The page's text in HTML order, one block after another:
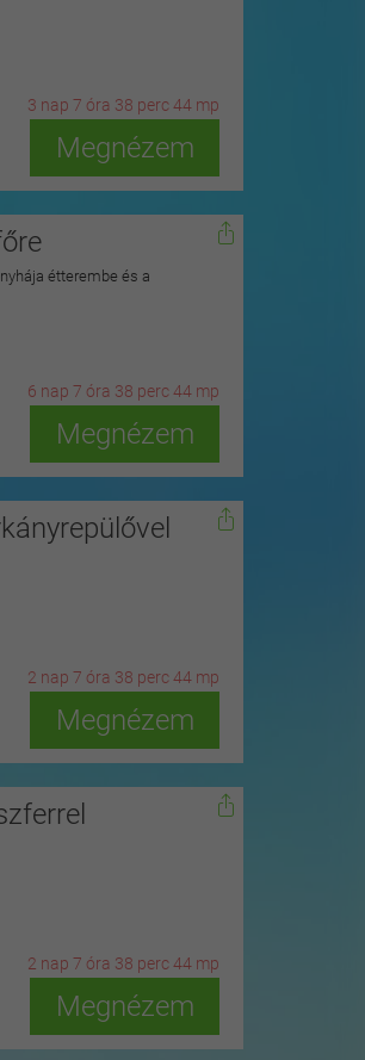
3 nap 7 óra 38 perc42 mp
Megnézem
étterembe és a
6 nap 7 óra 38 perc42 mp
Megnézem
2 nap 7 óra 38 perc42 mp
Megnézem
2 nap 7 óra 38 perc42 mp
Megnézem